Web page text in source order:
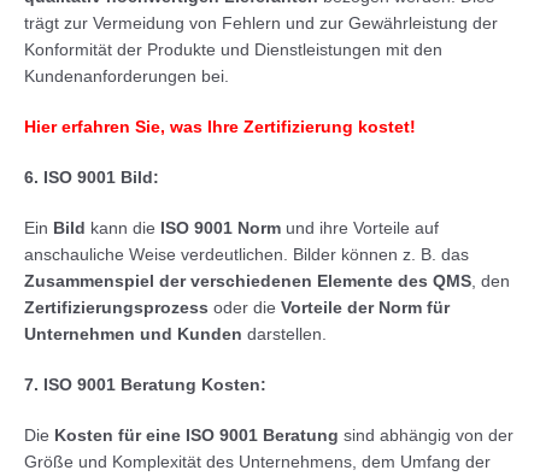
trägt zur Vermeidung von Fehlern und zur Gewährleistung der
Konformität der Produkte und Dienstleistungen mit den
Kundenanforderungen bei.
Hier erfahren Sie, was Ihre Zertifizierung kostet!
6. ISO 9001 Bild:
Ein Bild kann die ISO 9001 Norm und ihre Vorteile auf
anschauliche Weise verdeutlichen. Bilder können z. B. das
Zusammenspiel der verschiedenen Elemente des QMS , den
Zertifizierungsprozess oder die Vorteile der Norm für
Unternehmen und Kunden darstellen.
7. ISO 9001 Beratung Kosten:
Die Kosten für eine ISO 9001 Beratung sind abhängig von der
Größe und Komplexität des Unternehmens, dem Umfang der